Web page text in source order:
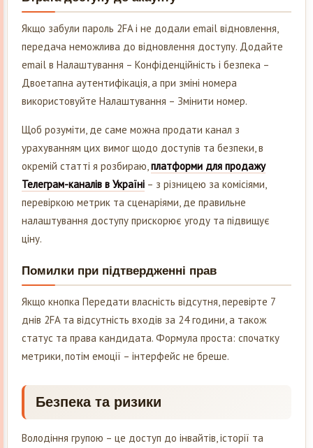
Якщо забули пароль 2FA і не додали email відновлення,
передача неможлива до відновлення доступу. Додайте
email в Налаштування – Конфіденційність і безпека –
Двоетапна аутентифікація, а при зміні номера
використовуйте Налаштування – Змінити номер.
Щоб розуміти, де саме можна продати канал з
урахуванням цих вимог щодо доступів та безпеки, в
окремій статті я розбираю,платформи для продажу
Телеграм-каналів в Україні – з різницею за комісіями,
перевіркою метрик та сценаріями, де правильне
налаштування доступу прискорює угоду та підвищує
ціну.
Помилки при підтвердженні прав
Якщо кнопка Передати власність відсутня, перевірте 7
днів 2FA та відсутність входів за 24 години, а також
статус та права кандидата. Формула проста: спочатку
метрики, потім емоції – інтерфейс не бреше.
Безпека та ризики
Володіння групою – це доступ до інвайтів, історії та